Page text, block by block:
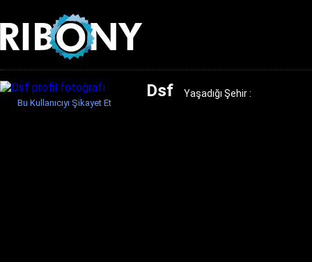
Bu Kullanıcıyı Şikayet Et
Dsf Yaşadığı Şehir :